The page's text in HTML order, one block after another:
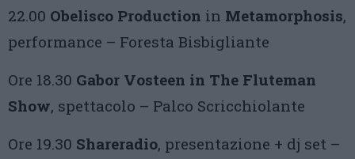
22.00 Obelisco Production in Metamorphosis,
performance – Foresta Bisbigliante
Ore 18.30 Gabor Vosteen in The Fluteman
Show, spettacolo – Palco Scricchiolante
Ore 19.30 Shareradio, presentazione + dj set –